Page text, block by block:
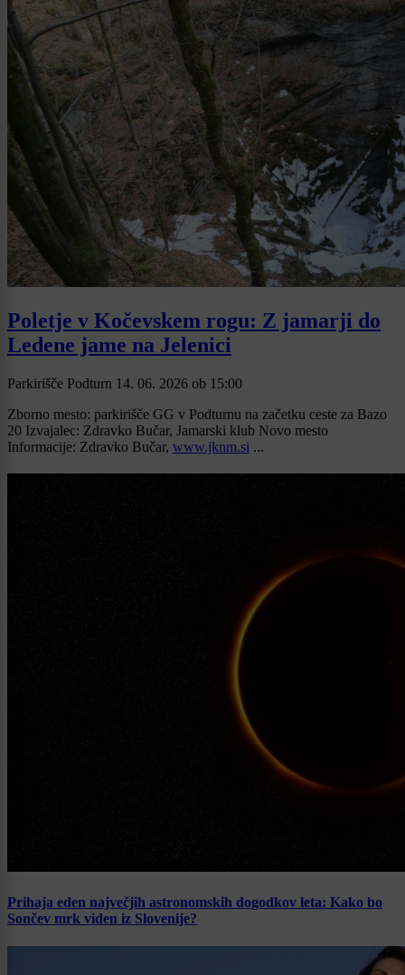
Poletje v Kočevskem rogu: Z jamarji do
Ledene jame na Jelenici
Parkirišče Podturn 14. 06. 2026 ob 15:00
Zborno mesto: parkirišče GG v Podturnu na začetku ceste za Bazo
20 Izvajalec: Zdravko Bučar, Jamarski klub Novo mesto
Informacije: Zdravko Bučar, www.jknm.si ...
Prihaja eden največjih astronomskih dogodkov leta: Kako bo
Sončev mrk viden iz Slovenije?